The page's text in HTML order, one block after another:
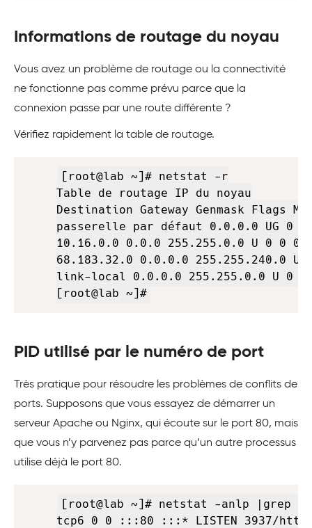
Informations de routage du noyau
Vous avez un problème de routage ou la connectivité
ne fonctionne pas comme prévu parce que la
connexion passe par une route différente ?
Vérifiez rapidement la table de routage.
[root@lab ~]# netstat -r
Table de routage IP du noyau
Destination Gateway Genmask Flags
passerelle par défaut 0.0.0.0 UG 0 0
10.16.0.0 0.0.0 255.255.0.0 U 0 0 0
68.183.32.0 0.0.0.0 255.255.240.0 U
link-local 0.0.0.0 255.255.0.0 U 0 0
[root@lab ~]#
PID utilisé par le numéro de port
Très pratique pour résoudre les problèmes de conflits de
ports. Supposons que vous essayez de démarrer un
serveur Apache ou Nginx, qui écoute sur le port 80, mais
que vous n’y parvenez pas parce qu’un autre processus
utilise déjà le port 80.
[root@lab ~]# netstat -anlp |grep 80
tcp6 0 0 :::80 :::* LISTEN